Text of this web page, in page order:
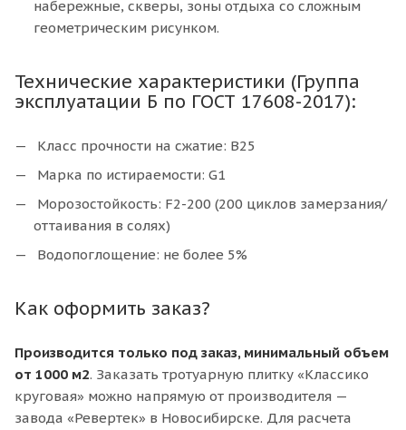
набережные, скверы, зоны отдыха со сложным
геометрическим рисунком.
Технические характеристики (Группа
эксплуатации Б по ГОСТ 17608-2017):
Класс прочности на сжатие: В25
Марка по истираемости: G1
Морозостойкость: F2-200 (200 циклов замерзания/
оттаивания в солях)
Водопоглощение: не более 5%
Как оформить заказ?
Производится только под заказ, минимальный объем
от 1000 м2. Заказать тротуарную плитку «Классико
круговая» можно напрямую от производителя —
завода «Ревертек» в Новосибирске. Для расчета